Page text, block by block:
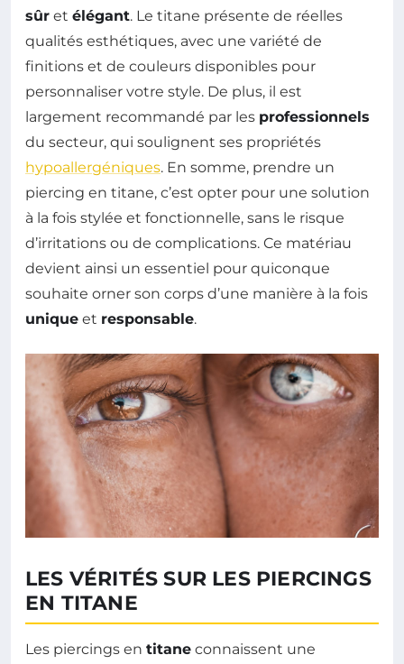
sûr et élégant. Le titane présente de réelles
qualités esthétiques, avec une variété de
finitions et de couleurs disponibles pour
personnaliser votre style. De plus, il est
largement recommandé par les professionnels
du secteur, qui soulignent ses propriétés
hypoallergéniques. En somme, prendre un
piercing en titane, c’est opter pour une solution
à la fois stylée et fonctionnelle, sans le risque
d’irritations ou de complications. Ce matériau
devient ainsi un essentiel pour quiconque
souhaite orner son corps d’une manière à la fois
unique et responsable.
LES VÉRITÉS SUR LES PIERCINGS
EN TITANE
Les piercings en titane connaissent une